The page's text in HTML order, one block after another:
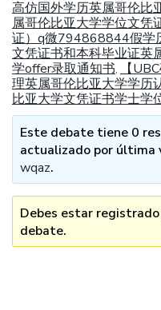
高仿国外学历英属哥伦比
属哥伦比亚大学学位文凭
证）q微794868844假学
文凭证书和本科毕业证英
学offer录取通知书,
【
理英属哥伦比亚大学学历
比亚大学文凭证书学士学
Este debate tiene 0
actualizado por última
wqaz.
Debes estar
debate.